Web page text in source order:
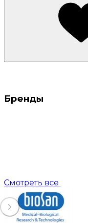
Бренды
Смотреть все